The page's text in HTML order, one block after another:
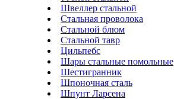
Швеллер стальной
Стальная проволока
Стальной блюм
Стальной тавр
Цильпебс
Шары стальные помольные
Шестигранник
Шпоночная сталь
Шпунт Ларсена